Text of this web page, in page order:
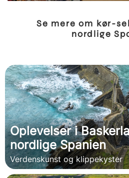
Se mere om kør-
nordlige
Oplevelser i
nordlige Spanien
Verdenskunst og klippekyster